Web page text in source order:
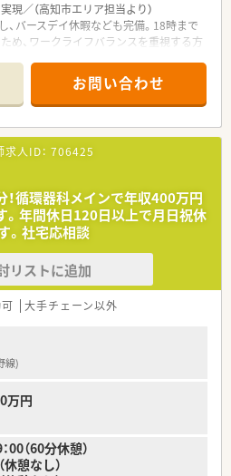
ことなく欠員のある場所へヘルプに入
や患者様への対応能力を磨くことができ
ック医薬品の取り扱いがあるため、安定
を考慮した調剤業務を実践することが
現／（高知市エリア担当より）
、バースデイ休暇なども完備。18時まで
め、ワークライフバランスを重視する方
いて】
4分という好立地にあり、毎日の通勤負
剤薬局です。
多岐にわたる専門的な処方箋を1日あた
ています。
務にも積極的に注力しており、地域医療
いのある環境です。
なることを理念として掲げ、医療のプ
の使命を大切にしています。
ックの門前を中心とした店舗展開を行
役割を担っています。
自ら現場で勤務する現場主義を貫いて
底されており、手狭な店舗であってもゆ
キングサポートシステムを積極的に導
担を軽減しています。
雰囲気が魅力です。
お問い合わせ
人ID： 706425
！循環器科メインで年収400万円
。年間休日120日以上で月日祝休
。社宅応相談
リストに追加
大手チェーン以外
線)
万円
（60分休憩）
憩なし）